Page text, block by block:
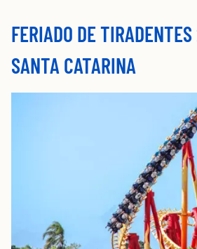
FERIADO DE
SANTA CATARINA